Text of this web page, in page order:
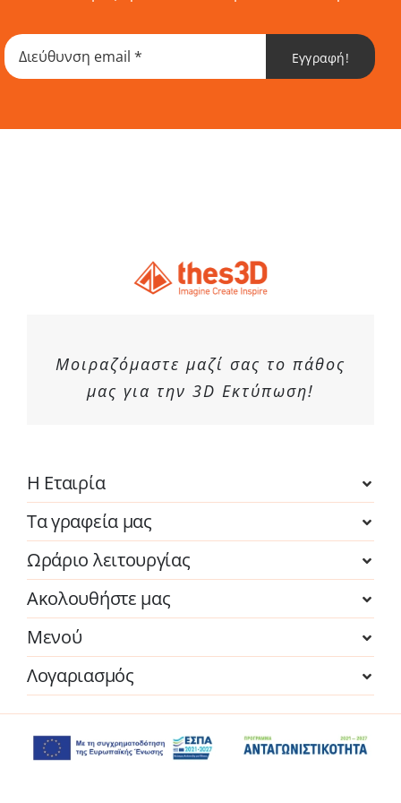
Εγγραφή!
Μοιραζόμαστε μαζί σας το πάθος
μας για την 3D Εκτύπωση!
Η Εταιρία
Τα γραφεία μας
Ωράριο λειτουργίας
Ακολουθήστε μας
Μενού
Λογαριασμός